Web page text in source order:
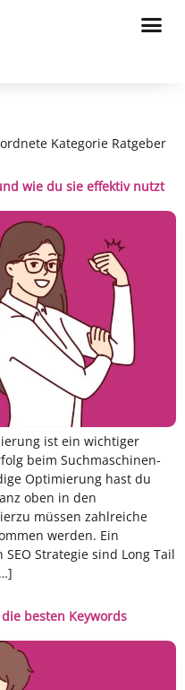
Kategorie Ratgeber
wie du sie effektiv nutzt
ist ein wichtiger
beim Suchmaschinen-
Optimierung hast du
oben in den
müssen zahlreiche
werden. Ein
Strategie sind Long Tail
besten Keywords